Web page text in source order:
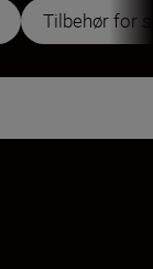
Tilbehør for